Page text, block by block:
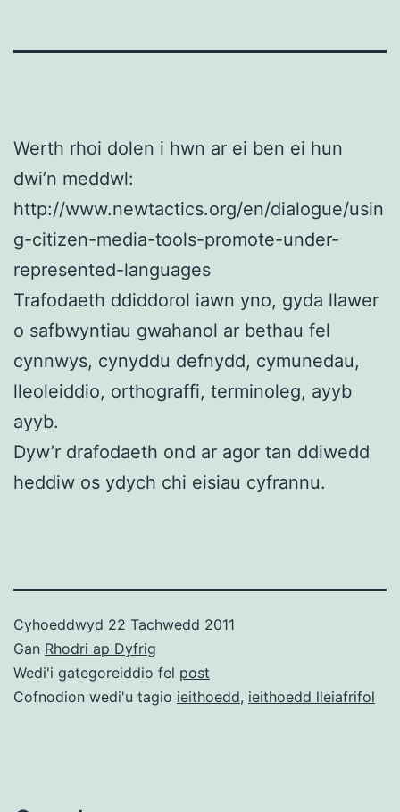
Werth rhoi dolen i hwn ar ei ben ei hun
dwi’n meddwl:
http://www.newtactics.org/en/dialogue/usin
g-citizen-media-tools-promote-under-
represented-languages
Trafodaeth ddiddorol iawn yno, gyda llawer
o safbwyntiau gwahanol ar bethau fel
cynnwys, cynyddu defnydd, cymunedau,
lleoleiddio, orthograffi, terminoleg, ayyb
ayyb.
Dyw’r drafodaeth ond ar agor tan ddiwedd
heddiw os ydych chi eisiau cyfrannu.
Cyhoeddwyd 22 Tachwedd 2011
Gan Rhodri ap Dyfrig
Wedi'i gategoreiddio fel post
Cofnodion wedi'u tagio ieithoedd, ieithoedd lleiafrifol